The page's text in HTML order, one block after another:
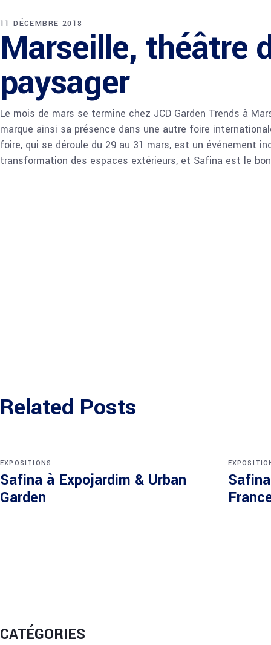
11 DÉCEMBRE 2018
Marseille, théâtre
paysager
Le mois de mars se termine chez JCD Garden Trends à
marque ainsi sa présence dans une autre foire
foire, qui se déroule du 29 au 31 mars, est un événement
transformation des espaces extérieurs, et Safina est le
Related Posts
EXPOSITIONS
Safina à Expojardim & Urban
Garden
CATÉGORIES